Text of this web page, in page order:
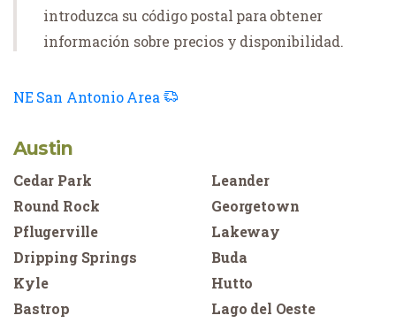
introduzca su código postal para obtener
información sobre precios y disponibilidad.
NE San Antonio Area
Austin
Cedar Park
Leander
Round Rock
Georgetown
Pflugerville
Lakeway
Dripping Springs
Buda
Kyle
Hutto
Bastrop
Lago del Oeste